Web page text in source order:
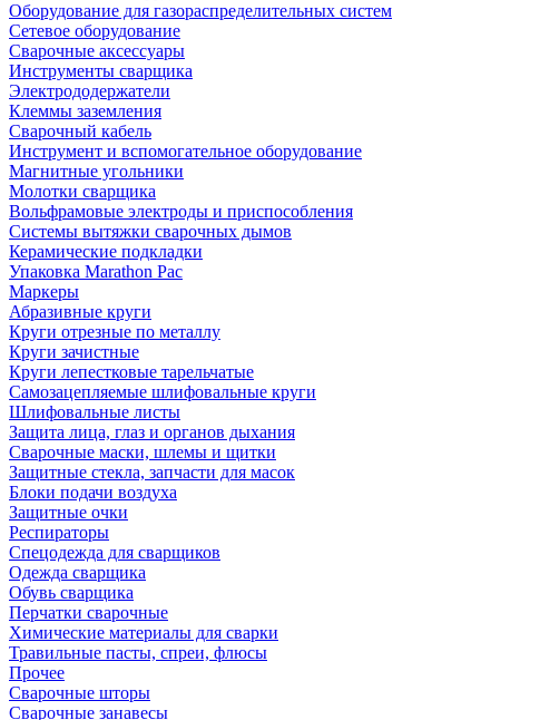
Оборудование для газораспределительных систем
Сетевое оборудование
Сварочные аксессуары
Инструменты сварщика
Электрододержатели
Клеммы заземления
Сварочный кабель
Инструмент и вспомогательное оборудование
Магнитные угольники
Молотки сварщика
Вольфрамовые электроды и приспособления
Системы вытяжки сварочных дымов
Керамические подкладки
Упаковка Marathon Pac
Маркеры
Абразивные круги
Круги отрезные по металлу
Круги зачистные
Круги лепестковые тарельчатые
Самозацепляемые шлифовальные круги
Шлифовальные листы
Защита лица, глаз и органов дыхания
Сварочные маски, шлемы и щитки
Защитные стекла, запчасти для масок
Блоки подачи воздуха
Защитные очки
Респираторы
Спецодежда для сварщиков
Одежда сварщика
Обувь сварщика
Перчатки сварочные
Химические материалы для сварки
Травильные пасты, спреи, флюсы
Прочее
Сварочные шторы
Сварочные занавесы